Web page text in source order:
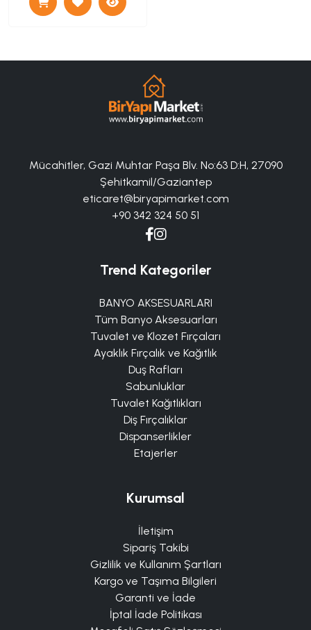
Mücahitler, Gazi Muhtar Paşa Blv. No:63 D:H, 27090
Şehitkamil/Gaziantep
eticaret@biryapimarket.com
+90 342 324 50 51
Trend Kategoriler
BANYO AKSESUARLARI
Tüm Banyo Aksesuarları
Tuvalet ve Klozet Fırçaları
Ayaklık Fırçalık ve Kağıtlık
Duş Rafları
Sabunluklar
Tuvalet Kağıtlıkları
Diş Fırçalıklar
Dispanserlikler
Etajerler
Kurumsal
İletişim
Sipariş Takibi
Gizlilik ve Kullanım Şartları
Kargo ve Taşıma Bilgileri
Garanti ve İade
İptal İade Politikası